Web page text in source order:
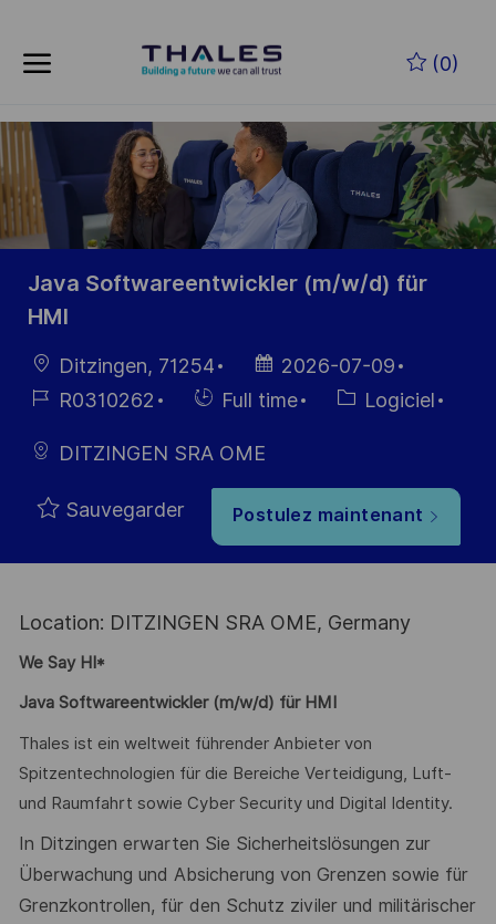
(0)
-
Java Softwareentwickler (m/w/d) für
HMI
localisation
Ditzingen, 71254
Date
d’affichage
2026-07-09
Référence
R0310262
HiringFull time Catégorie
Logiciel
DITZINGEN SRA OME
Sauvegarder Postulez maintenant
Location: DITZINGEN SRA OME, Germany
We Say HI*
Java Softwareentwickler (m/w/d) für HMI
Thales ist ein weltweit führender Anbieter von
Spitzentechnologien für die Bereiche Verteidigung, Luft-
und Raumfahrt sowie Cyber Security und Digital Identity.
In Ditzingen erwarten Sie Sicherheitslösungen zur
Überwachung und Absicherung von Grenzen sowie für
Grenzkontrollen, für den Schutz ziviler und militärischer